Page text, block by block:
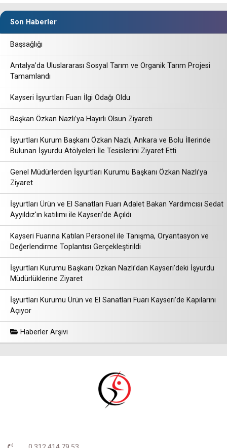
Son Haberler
Başsağlığı
Antalya’da Uluslararası Sosyal Tarım ve Organik Tarım Projesi
Tamamlandı
Kayseri İşyurtları Fuarı İlgi Odağı Oldu
Başkan Özkan Nazlı’ya Hayırlı Olsun Ziyareti
İşyurtları Kurum Başkanı Özkan Nazlı, Ankara ve Bolu İllerinde
Bulunan İşyurdu Atölyeleri İle Tesislerini Ziyaret Etti
Genel Müdürlerden İşyurtları Kurumu Başkanı Özkan Nazlı’ya
Ziyaret
İşyurtları Ürün ve El Sanatları Fuarı Adalet Bakan Yardımcısı Sedat
Ayyıldız'ın katılımı ile Kayseri’de Açıldı
Kayseri Fuarına Katılan Personel ile Tanışma, Oryantasyon ve
Değerlendirme Toplantısı Gerçekleştirildi
İşyurtları Kurumu Başkanı Özkan Nazlı’dan Kayseri’deki İşyurdu
Müdürlüklerine Ziyaret
İşyurtları Kurumu Ürün ve El Sanatları Fuarı Kayseri’de Kapılarını
Açıyor
Haberler Arşivi